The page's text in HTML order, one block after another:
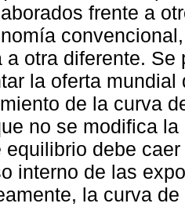
frente a
a otra diferente.
la oferta
de la curva
no se modifica
equilibrio debe
interno de las
la curva